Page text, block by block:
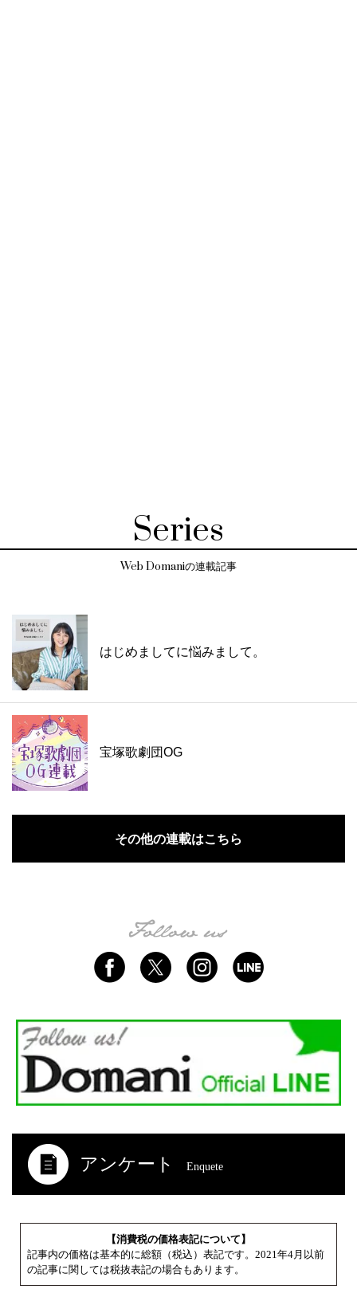
Series
Web Domaniの連載記事
はじめましてに悩みまして。
宝塚歌劇団OG
その他の連載はこちら
アンケート Enquete
【消費税の価格表記について】
記事内の価格は基本的に総額（税込）表記です。2021年4月以前
の記事に関しては税抜表記の場合もあります。